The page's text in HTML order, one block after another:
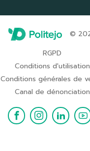
©
RGPD
Conditions d'utilisation
Conditions générales de
Canal de dénonciation